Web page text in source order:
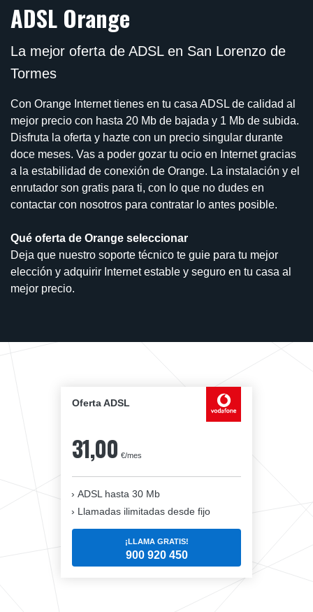
ADSL Orange
La mejor oferta de ADSL en San Lorenzo de
Tormes
Con Orange Internet tienes en tu casa ADSL de calidad al
mejor precio con hasta 20 Mb de bajada y 1 Mb de subida.
Disfruta la oferta y hazte con un precio singular durante
doce meses. Vas a poder gozar tu ocio en Internet gracias
a la estabilidad de conexión de Orange. La instalación y el
enrutador son gratis para ti, con lo que no dudes en
contactar con nosotros para contratar lo antes posible.
Qué oferta de Orange seleccionar
Deja que nuestro soporte técnico te guie para tu mejor
elección y adquirir Internet estable y seguro en tu casa al
mejor precio.
Oferta ADSL
31,00 €/mes
ADSL hasta 30 Mb
Llamadas ilimitadas desde fijo
¡LLAMA GRATIS!
900 920 450